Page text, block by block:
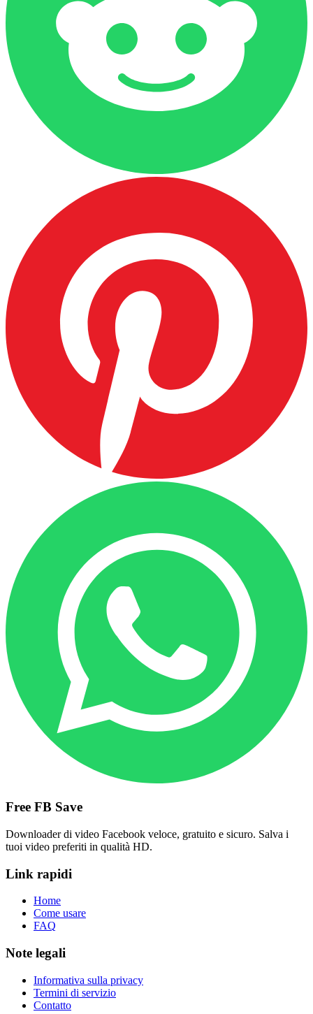
Free FB Save
Downloader di video Facebook veloce, gratuito e sicuro. Salva i
tuoi video preferiti in qualità HD.
Link rapidi
Home
Come usare
FAQ
Note legali
Informativa sulla privacy
Termini di servizio
Contatto